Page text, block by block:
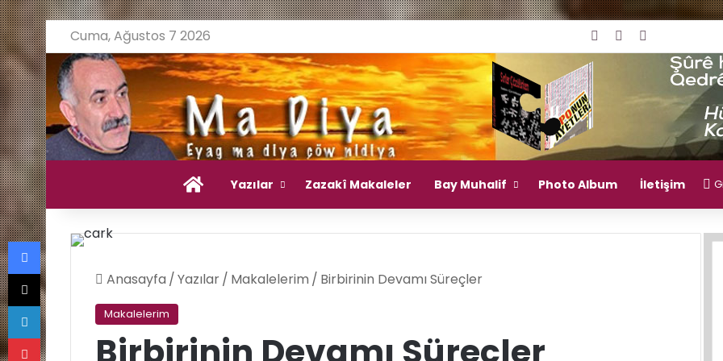
Cuma, Ağustos 7 2026 Giriş YapRastgele Makale
Ana Sayfa
Yazılar Zazakî Makaleler Bay Muhalif Photo Album İletişim
Anasayfa /Yazılar/ Makalelerim / Birbirinin Devamı Süreçler
Makalelerim
Birbirinin Devamı Süreçler
Facebook
X
LinkedIn
Pinterest